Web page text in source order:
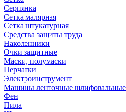
Серпянка
Сетка малярная
Сетка штукатурная
Средства защиты труда
Наколенники
Очки защитные
Маски, полумаски
Перчатки
Электроинструмент
Машины ленточные шлифовальные
Фен
Пила